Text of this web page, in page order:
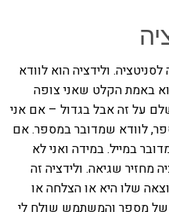
ולידציה הוא לוודא
באמת הקלט שאני צופה
על זה אבל בגדול – אם אני
לוודא שמדובר במספר. אם
במייל. במידה ואני לא
מחזיר שגיאה. ולידציה זה
שלו היא או הצלחה או
מספר והמשתמש שולח לי